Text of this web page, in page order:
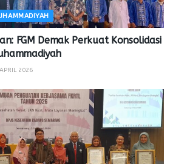
FGM Demak Perkuat Konsolidasi
2026